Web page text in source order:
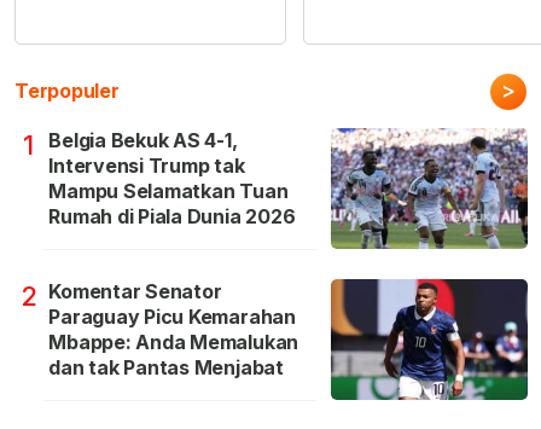
Terpopuler >
1
Belgia Bekuk AS 4-1,
Intervensi Trump tak
Mampu Selamatkan Tuan
Rumah di Piala Dunia 2026
2 Komentar Senator
Paraguay Picu Kemarahan
Mbappe: Anda Memalukan
dan tak Pantas Menjabat